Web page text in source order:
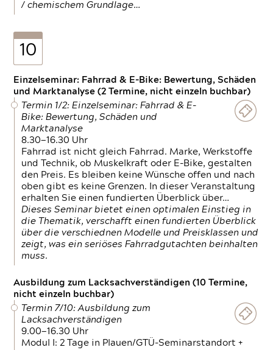
/ chemischem Grundlage…
10
Einzelseminar: Fahrrad & E-Bike: Bewertung, Schäden
und Marktanalyse (2 Termine, nicht einzeln buchbar)
Termin 1/2: Einzelseminar: Fahrrad & E-
Bike: Bewertung, Schäden und
Marktanalyse
8.30—16.30 Uhr
Fahrrad ist nicht gleich Fahrrad. Marke, Werkstoffe
und Technik, ob Muskelkraft oder E-Bike, gestalten
den Preis. Es bleiben keine Wünsche offen und nach
oben gibt es keine Grenzen. In dieser Veranstaltung
erhalten Sie einen fundierten Überblick über…
Dieses Seminar bietet einen optimalen Einstieg in
die Thematik, verschafft einen fundierten Überblick
über die verschiednen Modelle und Preisklassen und
zeigt, was ein seriöses Fahrradgutachten beinhalten
muss.
Ausbildung zum Lacksachverständigen (10 Termine,
nicht einzeln buchbar)
Termin 7/10: Ausbildung zum
Lacksachverständigen
9.00—16.30 Uhr
Modul I: 2 Tage in Plauen/GTÜ-Seminarstandort +